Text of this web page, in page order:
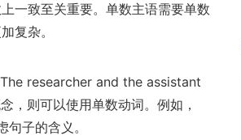
一致至关重要。单数主语需要单数
复杂。
researcher and the assistant
则可以使用单数动词。例如，
子的含义。